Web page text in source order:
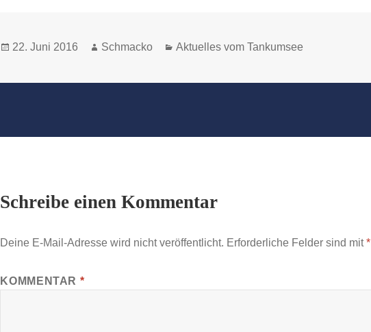
Veröffentlicht
22. Juni 2016 Autor
Schmacko Kategorien
Aktuelles vom Tankumsee
Schreibe einen Kommentar
Deine E-Mail-Adresse wird nicht veröffentlicht. Erforderliche Felder sind mit*
KOMMENTAR *